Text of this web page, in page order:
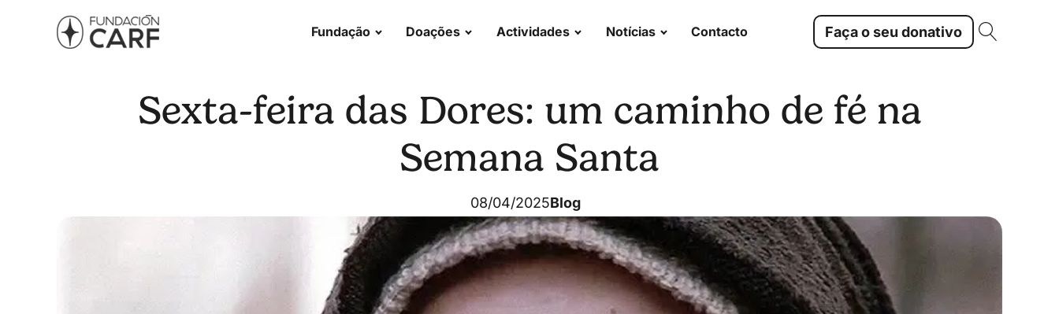
Fundação Doações Actividades Notícias Contacto Faça o seu donativo
Sexta-feira das Dores: um caminho de fé na
Semana Santa
08/04/2025Blog